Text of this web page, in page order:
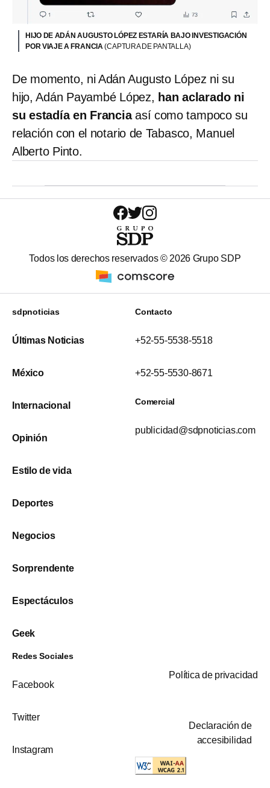
HIJO DE ADÁN AUGUSTO LÓPEZ ESTARÍA BAJO INVESTIGACIÓN
POR VIAJE A FRANCIA(CAPTURA DE PANTALLA)
De momento, ni Adán Augusto López ni su
hijo, Adán Payambé López, han aclarado ni
su estadía en Franciaasí como tampoco su
relación con el notario de Tabasco, Manuel
Alberto Pinto.
Todos los derechos reservados © 2026 Grupo SDP
sdpnoticias
Últimas Noticias
México
Internacional
Opinión
Estilo de vida
Deportes
Negocios
Sorprendente
Espectáculos
Geek
Contacto
+52-55-5538-5518
+52-55-5530-8671
Comercial
publicidad@sdpnoticias.com
Redes Sociales
Facebook
Twitter
Instagram
Política de privacidad
Declaración de
accesibilidad